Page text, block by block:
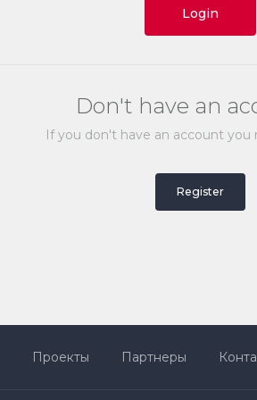
Login
Don't have an
If you don't have an account you
Register
Проекты Партнеры